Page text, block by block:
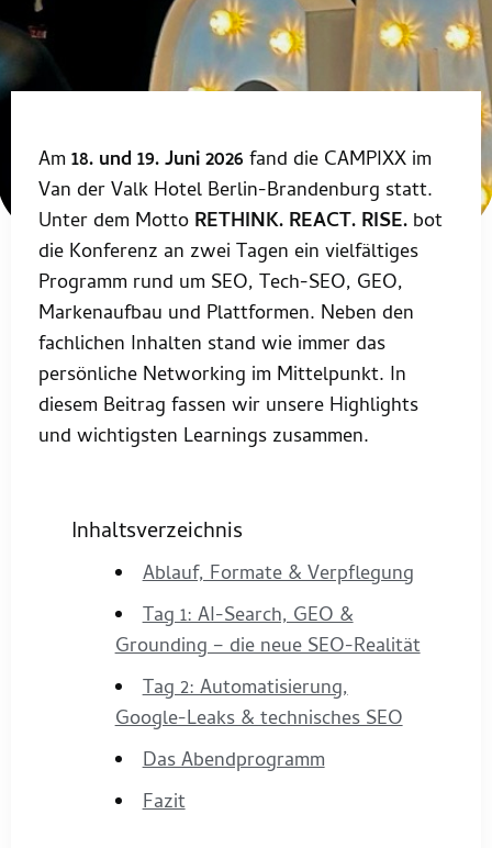
Am 18. und 19. Juni 2026 fand die CAMPIXX im
Van der Valk Hotel Berlin-Brandenburg statt.
Unter dem Motto RETHINK. REACT. RISE. bot
die Konferenz an zwei Tagen ein vielfältiges
Programm rund um SEO, Tech-SEO, GEO,
Markenaufbau und Plattformen. Neben den
fachlichen Inhalten stand wie immer das
persönliche Networking im Mittelpunkt. In
diesem Beitrag fassen wir unsere Highlights
und wichtigsten Learnings zusammen.
Inhaltsverzeichnis
Ablauf, Formate & Verpflegung
Tag 1: AI-Search, GEO &
Grounding – die neue SEO-Realität
Tag 2: Automatisierung,
Google-Leaks & technisches SEO
Das Abendprogramm
Fazit